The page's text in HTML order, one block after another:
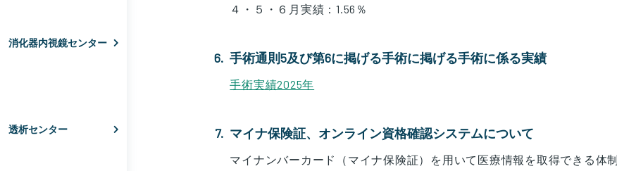
消化器内視鏡センター
透析センター
４・５・６月実績：1.56％
手術通則5及び第6に掲げる手術に掲げる手術に係る実績
手術実績2025年
マイナ保険証、オンライン資格確認システムについて
マイナンバーカード（マイナ保険証）を用いて医療情報を取得できる体